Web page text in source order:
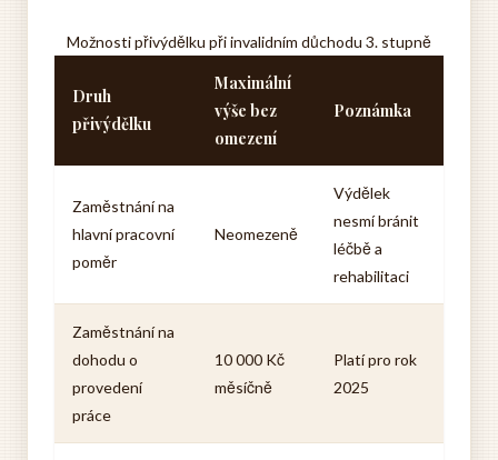
Možnosti přivýdělku při invalidním důchodu 3. stupně
Druh
přivýdělku
Maximální
výše bez
omezení
Poznámka
Zaměstnání na
hlavní pracovní
poměr
Neomezeně
Výdělek
nesmí bránit
léčbě a
rehabilitaci
Zaměstnání na
dohodu o
provedení
práce
10 000 Kč
měsíčně
Platí pro rok
2025